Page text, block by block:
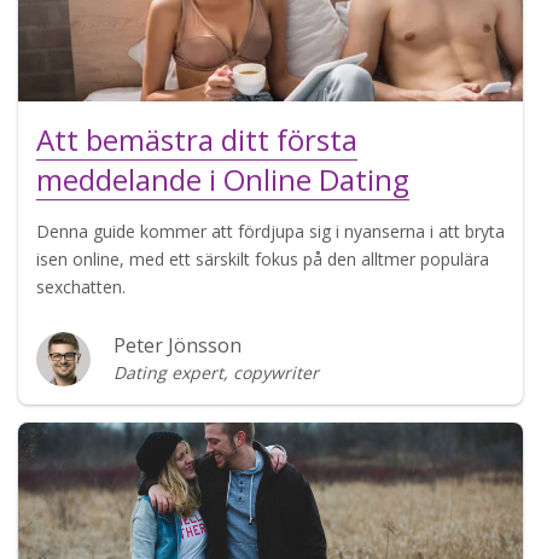
Att bemästra ditt första
meddelande i Online Dating
Denna guide kommer att fördjupa sig i nyanserna i att bryta
isen online, med ett särskilt fokus på den alltmer populära
sexchatten.
Peter Jönsson
Dating expert, copywriter